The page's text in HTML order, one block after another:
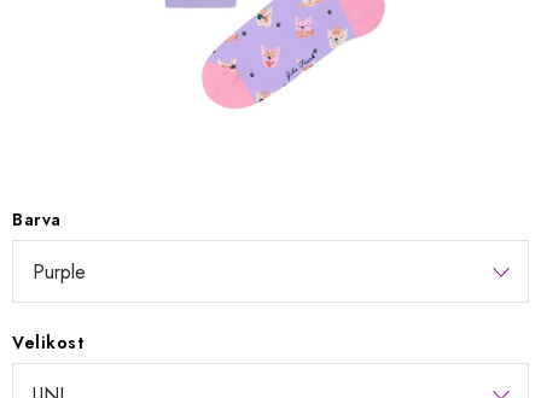
Podmínky ochrany osobních údajů
Napište nám
Reklamace a vrácení zboží
Barva
Velikost